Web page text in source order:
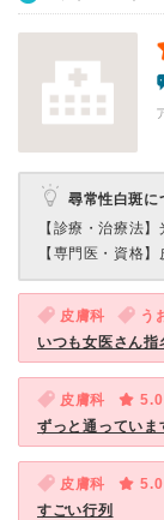
尋常性白斑に
【診療・治療法】
【専門医・資格】
皮膚科 う
いつも女医さん指
皮膚科
5.0
ずっと通っていま
皮膚科
5.0
すごい行列